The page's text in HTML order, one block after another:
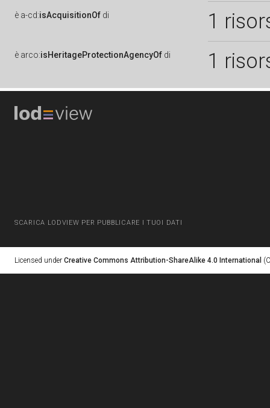
è a-cd:isAcquisitionOf di 1
è arco:isHeritageProtectionAgencyOf di 1
SCARICA LODVIEW PER PUBBLICARE I TUOI DATI
Licensed under Creative Commons Attribution-ShareAlike 4.0 International